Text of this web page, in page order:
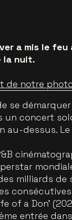
a mis le
la nuit.
notre
se
un concert
dessus. Le
milliards
of a Don'
entrée